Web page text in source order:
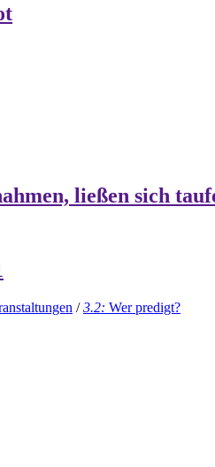
ließen sich
/3.2: Wer predigt?